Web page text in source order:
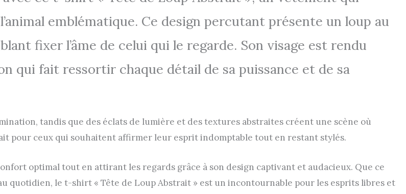
emblématique. Ce design percutant présente un loup au
fixer l’âme de celui qui le regarde. Son visage est rendu
qui fait ressortir chaque détail de sa puissance et de sa
tandis que des éclats de lumière et des textures abstraites créent une scène où
pour ceux qui souhaitent affirmer leur esprit indomptable tout en restant stylés.
optimal tout en attirant les regards grâce à son design captivant et audacieux. Que ce
quotidien, le t-shirt « Tête de Loup Abstrait » est un incontournable pour les esprits libres et